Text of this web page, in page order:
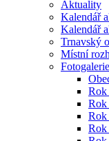
Aktuality
Kalendář
Kalendář
Trnavský
Místní
Fotogalerie
Rok
Rok
Rok
Rok